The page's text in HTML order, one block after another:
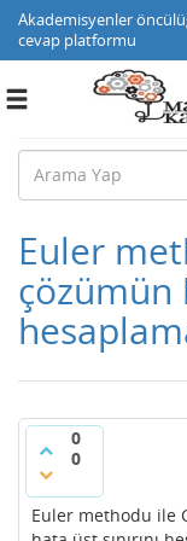
Akademisyenler
cevap platformu
Toggle
Euler
çözümün
0
0
Euler methodu ile